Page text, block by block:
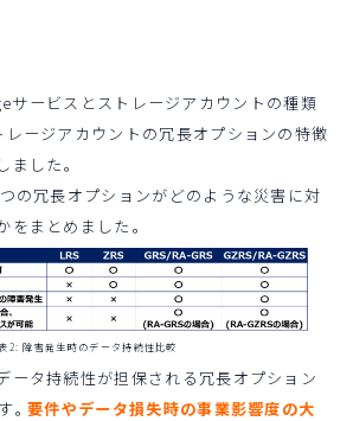
ービスとストレージアカウントの種類
レージアカウントの冗長オプションの特徴
ました。
の冗長オプションがどのような災害に対
をまとめました。
2: 障害発生時のデータ持続性比較
ータ持続性が担保される冗長オプション
。要件やデータ損失時の事業影響度の大